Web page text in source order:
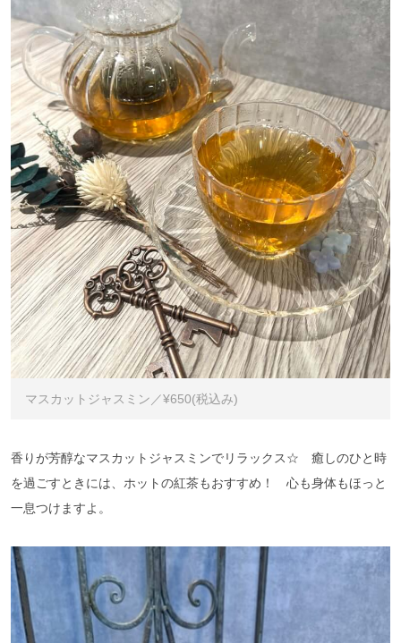
マスカットジャスミン／¥650(税込み)
香りが芳醇なマスカットジャスミンでリラックス☆ 癒しのひと時
を過ごすときには、ホットの紅茶もおすすめ！ 心も身体もほっと
一息つけますよ。